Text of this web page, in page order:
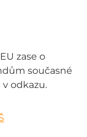
zase o
současné
odkazu.